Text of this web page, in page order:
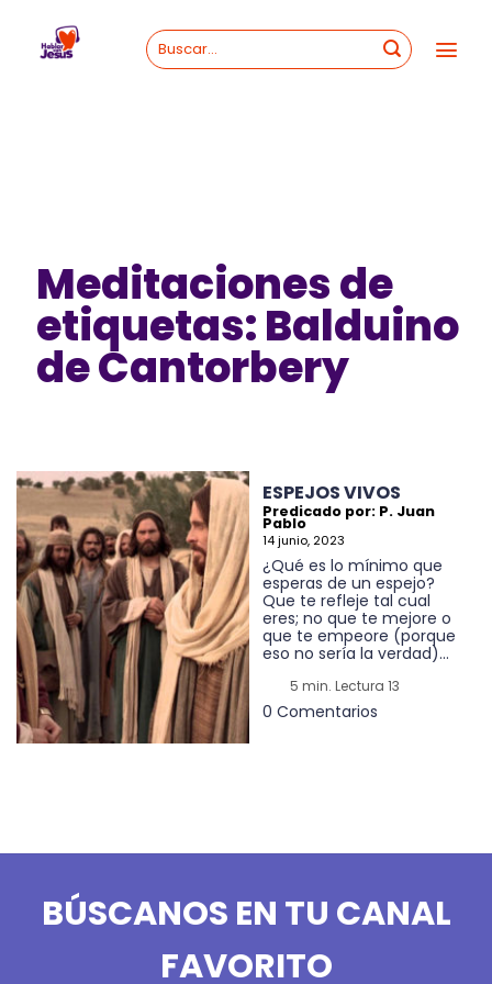
content
Meditaciones de
etiquetas: Balduino
de Cantorbery
ESPEJOS VIVOS
Predicado por: P. Juan
Pablo
14 junio, 2023
¿Qué es lo mínimo que
esperas de un espejo?
Que te refleje tal cual
eres; no que te mejore o
que te empeore (porque
eso no sería la verdad)...
5 min. Lectura 13
0 Comentarios
BÚSCANOS EN TU CANAL
FAVORITO